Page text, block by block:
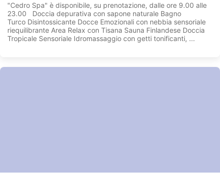
"Cedro Spa" è disponibile, su prenotazione, dalle ore 9.00 alle
23.00 Doccia depurativa con sapone naturale Bagno
Turco Disintossicante Docce Emozionali con nebbia sensoriale
riequilibrante Area Relax con Tisana Sauna Finlandese Doccia
Tropicale Sensoriale Idromassaggio con getti tonificanti, ...